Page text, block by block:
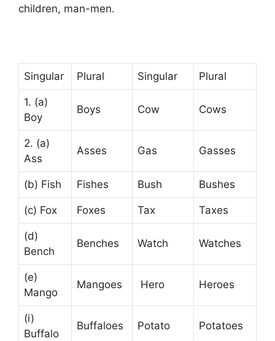
children, man-men.
Singular Plural Singular Plural
1. (a)
Boy
Boys Cow Cows
2. (a)
Ass
Asses Gas Gasses
(b) Fish Fishes Bush Bushes
(c) Fox Foxes Tax Taxes
(d)
Bench
Benches Watch Watches
(e)
Mango
Mangoes Hero Heroes
(i)
Buffalo
Buffaloes Potato Potatoes